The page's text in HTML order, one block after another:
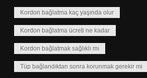
Kordon bağlatma kaç yaşında olur
Kordon bağlatma ücreti ne kadar
Kordon bağlatmak sağlıklı mı
Tüp bağlandıktan sonra korunmak gerekir mi